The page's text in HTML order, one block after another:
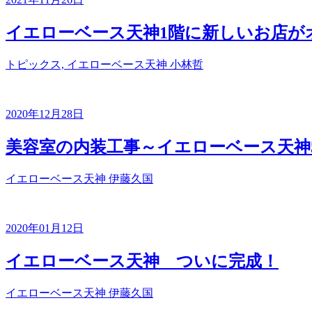
イエローベース天神1階に新しいお店が
トピックス, イエローベース天神 小林哲
2020年12月28日
美容室の内装工事～イエローベース天神
イエローベース天神 伊藤久国
2020年01月12日
イエローベース天神 ついに完成！
イエローベース天神 伊藤久国